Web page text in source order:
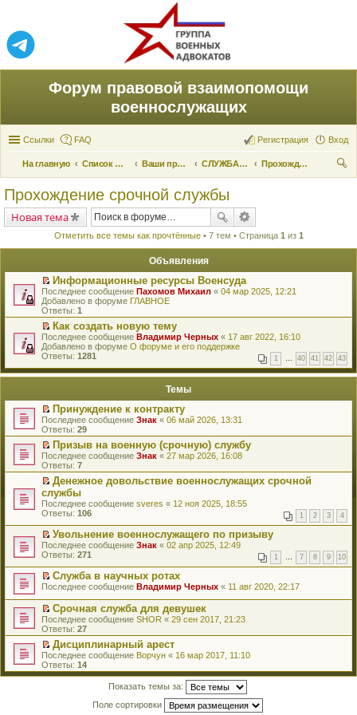
Форум правовой взаимопомощи
военнослужащих
Ссылки FAQ Вход
Регистрация
На главную Список форумов Ваши права и их реализация СЛУЖБА ПО ПРИЗЫВУ
Прохождение срочной службы
Прохождение срочной службы
Новая тема
Отметить все темы как прочтённые• 7 тем • Страница 1 из 1
Объявления
П
е
р
е
й
т
и
к
е
о
м
у
н
е
п
р
о
ч
и
т
а
н
н
о
м
у
с
о
о
щ
е
н
и
ю
Информационные ресурсы Военсуда
Последнее сообщение Пахомов Михаил « 04 мар 2025, 12:21
Добавлено в форуме ГЛАВНОЕ
Ответы: 1
П
е
р
й
к
п
е
р
в
о
м
у
н
е
п
р
о
ч
и
т
а
н
о
м
у
с
о
о
б
щ
е
н
и
Как создать новую тему
Последнее сообщение Владимир Черных « 17 авг 2022, 16:10
Добавлено в форуме О форуме и его поддержке
Ответы: 1281 1 … 40 41 42 43
Темы
П
е
р
й
т
и
к
п
е
р
о
м
у
н
е
п
р
о
ч
и
т
а
н
н
о
м
Принуждение к контракту
Последнее сообщение Знак « 06 май 2026, 13:31
Ответы: 29
П
е
р
е
й
т
и
п
е
р
в
о
м
у
е
п
р
о
ч
и
т
а
Призыв на военную (срочную) службу
Последнее сообщение Знак « 27 мар 2026, 16:08
Ответы: 7
П
е
р
е
й
т
и
к
п
е
р
о
м
у
н
е
п
р
о
Денежное довольствие военнослужащих срочной
службы
Последнее сообщение sveres « 12 ноя 2025, 18:55
Ответы: 106 1 2 3 4
П
е
е
й
т
и
к
п
е
р
в
о
м
у
Увольнение военнослужащего по призыву
Последнее сообщение Знак « 02 апр 2025, 12:49
Ответы: 271 1 … 7 8 9 10
П
р
е
й
т
и
к
п
е
р
Служба в научных ротах
Последнее сообщение Владимир Черных « 11 авг 2020, 22:17
П
е
р
е
й
т
и
Срочная служба для девушек
Последнее сообщение SHOR « 29 сен 2017, 21:23
Ответы: 27
П
е
р
Дисциплинарный арест
Последнее сообщение Ворчун « 16 мар 2017, 11:10
Ответы: 14
Показать темы за:
Поле сортировки